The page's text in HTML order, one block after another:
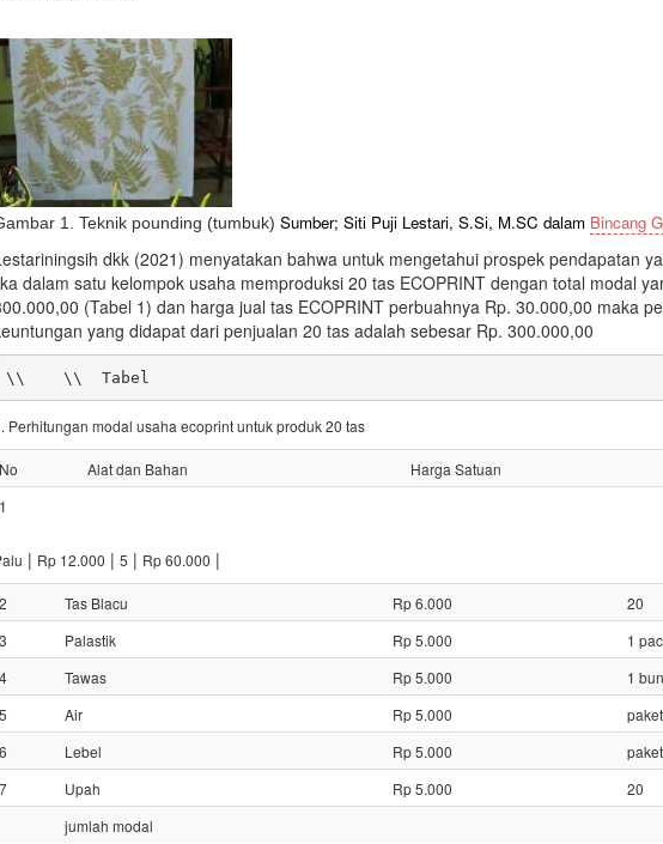
1. Teknik pounding (tumbuk) Sumber; Siti Puji Lestari, S.Si, M.SC dalam Bincang
dkk (2021) menyatakan bahwa untuk mengetahui prospek pendapatan
dalam satu kelompok usaha memproduksi 20 tas ECOPRINT dengan total modal
(Tabel 1) dan harga jual tas ECOPRINT perbuahnya Rp. 30.000,00 maka
yang didapat dari penjualan 20 tas adalah sebesar Rp. 300.000,00
Perhitungan modal usaha ecoprint untuk produk 20 tas
No Alat dan Bahan Harga Satuan
1
| Rp 12.000 | 5 | Rp 60.000 |
2 Tas Blacu Rp 6.000 20
3
Palastik Rp 5.000 1
4
Tawas Rp 5.000 1
5
Air Rp 5.000 paket
6
Lebel Rp 5.000 paket
7
Upah Rp 5.000 20
jumlah modal